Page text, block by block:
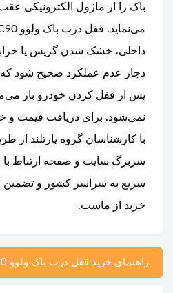
داخلی، خشک شدن گریس یا
دچار عدم عملکرد صحیح شود
پس از قفل کردن خودرو باز
نمی‌شود. برای دریافت قیمت و
با کارشناسان گروه پارتلند از
سربرگ سایت و صفحه ارتباط با
سریع به سراسر کشور و تضمین
خرید از ماست.
راهنمای خرید قفل درب باک ولوو XC90